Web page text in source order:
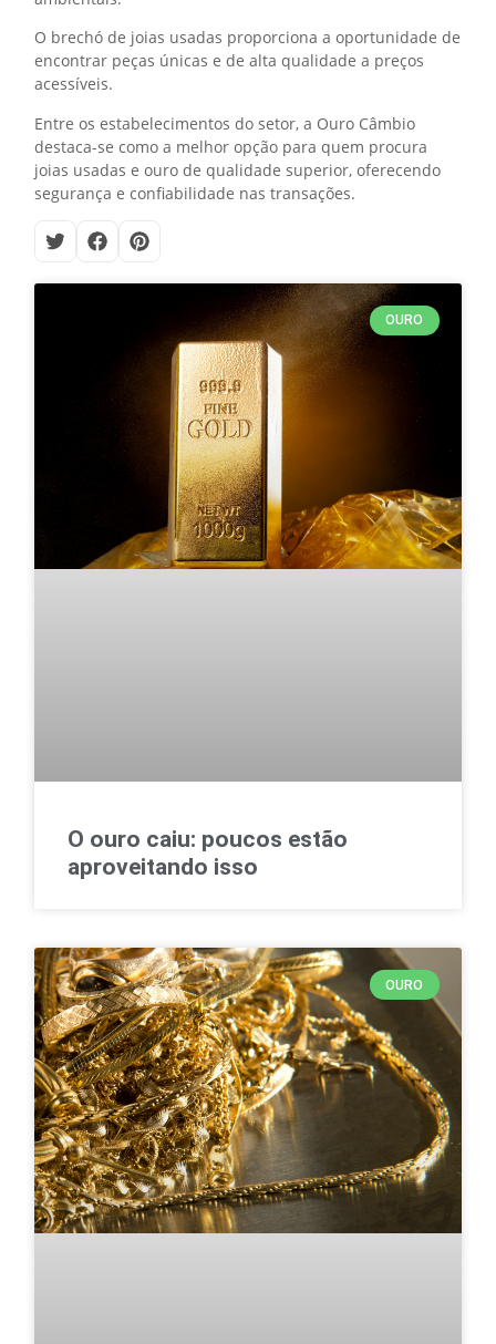
O brechó de joias usadas proporciona a oportunidade de
encontrar peças únicas e de alta qualidade a preços
acessíveis.
Entre os estabelecimentos do setor, a Ouro Câmbio
destaca-se como a melhor opção para quem procura
joias usadas e ouro de qualidade superior, oferecendo
segurança e confiabilidade nas transações.
OURO
O ouro caiu: poucos estão
aproveitando isso
OURO